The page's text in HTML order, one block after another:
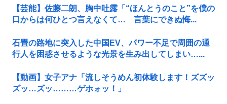
【芸能】佐藤二朗、胸中吐露「“ほんとうのこと”を僕の
口からは何ひとつ言えなくて… 言葉にできぬ悔...
石畳の路地に突入した中国EV、パワー不足で周囲の通
行人を困惑させるような光景を生み出してしまい…...
【動画】女子アナ「流しそうめん初体験します！ズズッ
ズッ…ズッ………ゲホォッ！」